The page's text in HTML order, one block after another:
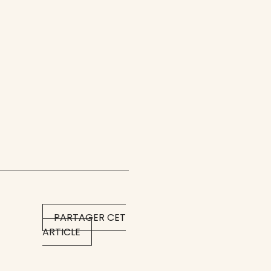
PARTAGER CET
ARTICLE